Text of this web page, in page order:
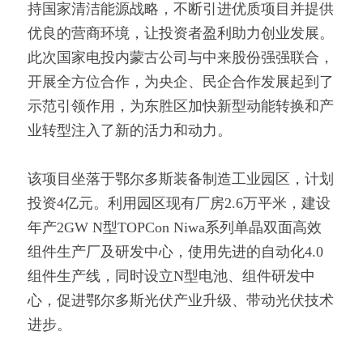
持国家清洁能源战略，不断引进优质项目并提供
优良的营商环境，让投资者盈利助力创业发展。
此次国家电投内蒙古公司与中来股份强强联合，
开展全方位合作，为央企、民企合作发展起到了
示范引领作用，为东胜区加快新型动能转换和产
业转型注入了新的活力和动力。
该项目坐落于鄂尔多斯装备制造工业园区，计划
投资4亿元。利用园区现有厂房2.6万平米，建设
年产2GW N型TOPCon Niwa系列单晶双面高效
组件生产厂及研发中心，使用先进的自动化4.0
组件生产线，同时设立N型电池、组件研发中
心，促进鄂尔多斯光伏产业升级、带动光伏技术
进步。